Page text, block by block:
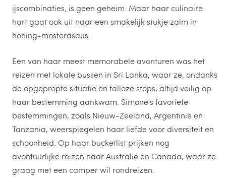
ijscombinaties, is geen geheim. Maar haar culinaire
hart gaat ook uit naar een smakelijk stukje zalm in
honing-mosterdsaus.
Een van haar meest memorabele avonturen was het
reizen met lokale bussen in Sri Lanka, waar ze, ondanks
de opgepropte situatie en talloze stops, altijd veilig op
haar bestemming aankwam. Simone's favoriete
bestemmingen, zoals Nieuw-Zeeland, Argentinië en
Tanzania, weerspiegelen haar liefde voor diversiteit en
schoonheid. Op haar bucketlist prijken nog
avontuurlijke reizen naar Australië en Canada, waar ze
graag met een camper wil rondreizen.